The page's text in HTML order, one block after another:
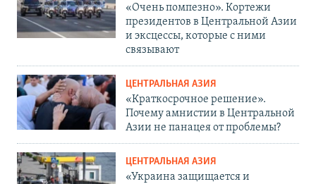
«Очень помпезно». Кортежи
президентов в Центральной Азии
и эксцессы, которые с ними
связывают
ЦЕНТРАЛЬНАЯ АЗИЯ
«Краткосрочное решение».
Почему амнистии в Центральной
Азии не панацея от проблемы?
ЦЕНТРАЛЬНАЯ АЗИЯ
«Украина защищается и